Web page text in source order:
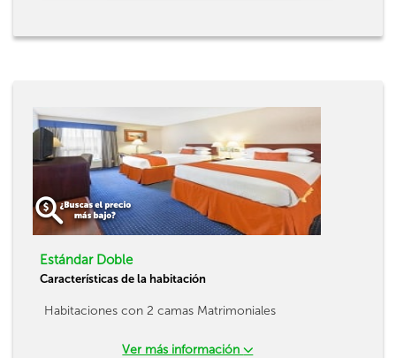
Estándar Doble
Características de la habitación
Habitaciones con 2 camas Matrimoniales
Ver más información